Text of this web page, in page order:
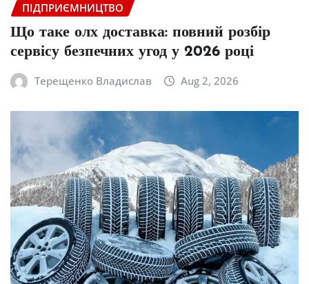
ПІДПРИЄМНИЦТВО
Що таке олх доставка: повний розбір
сервісу безпечних угод у 2026 році
Терещенко Владислав Aug 2, 2026